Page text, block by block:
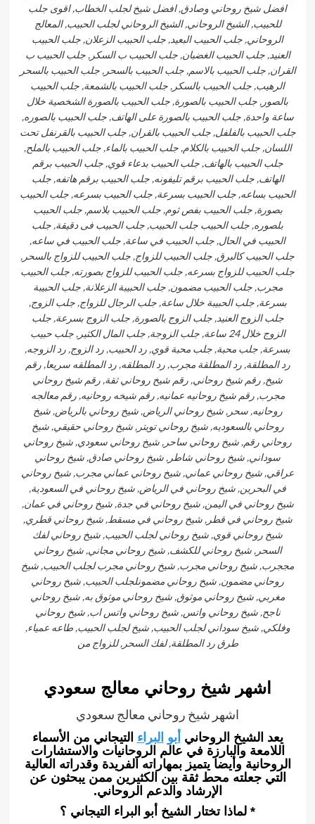
افضل شيخ روحاني وصادق, افضل شيخ لجلب الخطاب, اقوى جلب
للحبيب, الشيخ الروحاني, الشيخ الروحاني لجلب الحبيب, المعالج
الروحاني, جلب الحبيب البعيد, جلب الحبيب الزعلان, جلب الحبيب
العنيد, جلب الحبيب الغضبان, جلب الحبيب ب السكر, جلب الحبيب ب
القران, جلب الحبيب بالاسم, جلب الحبيب بالسحر, جلب الحبيب بالسحر
الرهيب, جلب الحبيب بالسكر, جلب الحبيب بالشمعة, جلب الحبيب
بالصور, جلب الحبيب بالصورة, جلب الحبيب بالصورة الشخصية خلال
ساعة واحدة, جلب الحبيب بالصورة على الهاتف, جلب الحبيب بالصوره,
جلب الحبيب بالفلفل, جلب الحبيب بالقران, جلب الحبيب بالقرنفل تحت
اللسان, جلب الحبيب بالكلام, جلب الحبيب بالماء, جلب الحبيب بالملح,
جلب الحبيب بالهاتف, جلب الحبيب بدعاء قوي, جلب الحبيب برقم
الهاتف, جلب الحبيب برقم تليفونه, جلب الحبيب برقم هاتفه, جلب
الحبيب بساعه, جلب الحبيب بسرعة, جلب الحبيب بسرعه, جلب الحبيب
بصورة, جلب الحبيب بفص ثوم, جلب الحبيب بلاسم, جلب الحبيب
بلصوره, جلب الحبيب جلب الحبيب, جلب الحبيب فى دقيقة, جلب
الحبيب في الحال, جلب الحبيب في ساعة, جلب الحبيب في ساعه,
جلب الحبيب كالبرق, جلب الحبيب للزواج, جلب الحبيب للزواج بالسحر,
جلب الحبيب للزواج بسرعه, جلب الحبيب للزواج بصورته, جلب الحبيب
مجرب, جلب الحبيب مضمون, جلب الحبيبة الزعلانة, جلب الحبيبة
بسرعة, جلب الحبيبة خلال ساعة, جلب الرجال للزواج, جلب الزوج,
جلب الزوج العنيد, جلب الزوج بالصورة, جلب الزوج بسرعة, جلب
الزوج خلال 24 ساعة, جلب الزوجة, جلب المال الكثير, جلب حبيب
بسرعة, جلب محبة, جلب محبة قوي, رد الحبيب, رد الزوج, رد الزوجه,
رد المطلقة, رد المطلقة مجرب, رد المطلقه, رد المطلقه سريعا, رقم
شيخ, رقم شيخ روحاني, رقم شيخ روحاني ثقة, رقم شيخ روحاني
مجرب, رقم شيخ روحانيه عمانيه, رقم شيخه روحانيه, رقم معالجه
روحانيه, سحر, شيخ روحاني الرياض, شيخ روحاني بالرياض, شيخ
روحاني بالسعوديه, شيخ روحاني تويتر, شيخ روحاني حقيقي, شيخ
روحاني رقم, شيخ روحاني ساحر, شيخ روحاني سعودي, شيخ روحاني
سوداني, شيخ روحاني شاطر, شيخ روحاني صادق, شيخ روحاني
عراقي, شيخ روحاني عماني, شيخ روحاني عماني مجرب, شيخ روحاني
في البحرين, شيخ روحاني في الرياض, شيخ روحاني في السعودية,
شيخ روحاني في اليمن, شيخ روحاني في جدة, شيخ روحاني في عمان,
شيخ روحاني في قطر, شيخ روحاني في مسقط, شيخ روحاني قطري,
شيخ روحاني قوي, شيخ روحاني لجلب الحبيب, شيخ روحاني لفك
السحر, شيخ روحاني للكشف, شيخ روحاني مجاني, شيخ روحاني
مججرب, شيخ روحاني مجرب, شيخ روحاني مجرب لجلب الحبيب, شيخ
روحاني مضمون, شيخ روحاني مضمونلجلب الحبيب, شيخ روحاني
مغربي, شيخ روحاني موثوق, شيخ روحاني موثوق به, شيخ روحاني
ناجح, شيخ روحاني واتس, شيخ روحاني واتس اب, شيخ روحاني
وفلكي, شيخ سوداني لجلب الحبيب, شيخ لجلب الحبيب, طاعه عمياء,
طرق رد المطلقة, لفك السحر, للزواج من
اشهر شيخ روحاني معالج سعودي
اشهر شيخ روحاني معالج سعودي
يعد الشيخ الروحاني أبو البراء التيجاني من الأسماء
اللامعة والبارزة في عالم الروحانيات والاستشارات
الروحانية وأيضا يتميز بمهاراته الفريدة وقدراته العالية
التي جعلته محط ثقة بين الكثيرين ممن يبحثون عن
الإرشاد والدعم الروحاني.
* لماذا تختار الشيخ أبو البراء التيجاني ؟